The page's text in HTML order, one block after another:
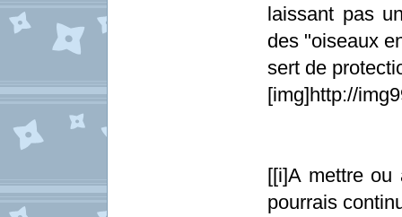
laissant pas
des "oiseaux
sert de
[img]http://
[[i]A mettre
pourrais